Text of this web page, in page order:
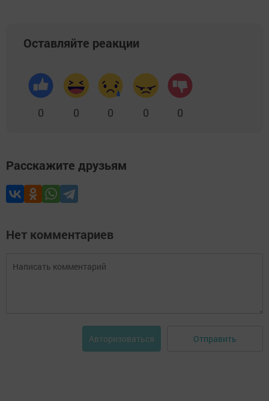
Оставляйте реакции
0 0 0 0 0
Расскажите друзьям
Нет комментариев
Авторизоваться Отправить